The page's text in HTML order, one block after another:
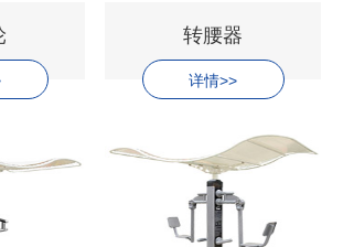
转腰器
详情>>